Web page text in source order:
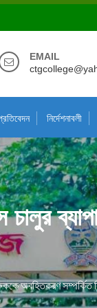
EMAIL
নির্দেশনাবলী
চালুর
অবহিতকরণ সম্পর্কিত